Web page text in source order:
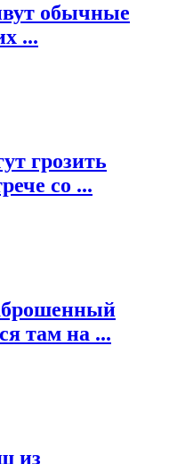
обычные
...
грозить
со ...
там на ...
из